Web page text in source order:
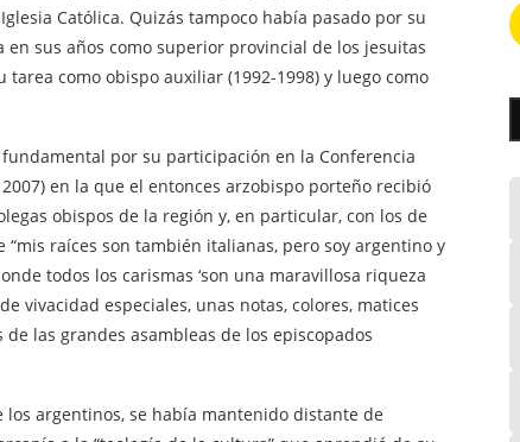
Católica. Quizás tampoco había pasado por su
sus años como superior provincial de los jesuitas
como obispo auxiliar (1992-1998) y luego como
por su participación en la Conferencia
en la que el entonces arzobispo porteño recibió
obispos de la región y, en particular, con los de
raíces son también italianas, pero soy argentino y
todos los carismas ‘son una maravillosa riqueza
vivacidad especiales, unas notas, colores, matices
las grandes asambleas de los episcopados
los argentinos, se había mantenido distante de